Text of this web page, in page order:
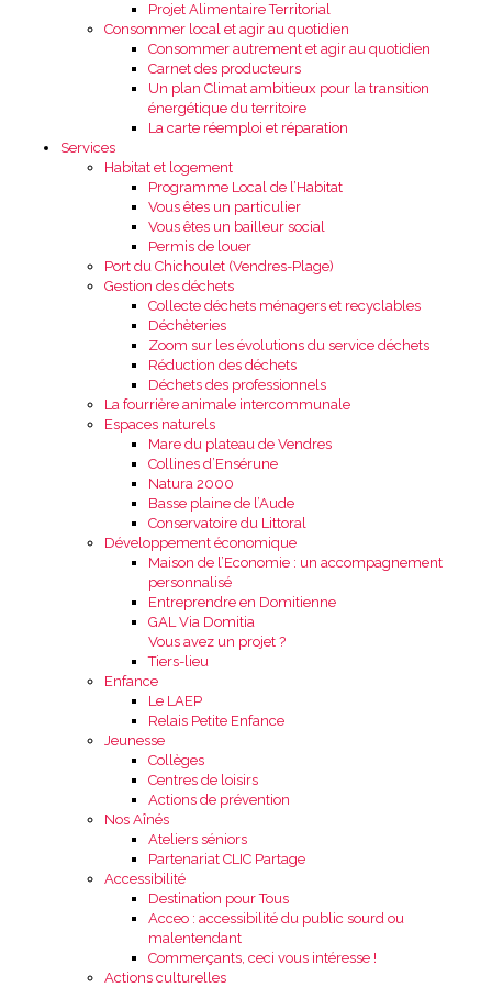
Projet Alimentaire Territorial
Consommer local et agir au quotidien
Consommer autrement et agir au quotidien
Carnet des producteurs
Un plan Climat ambitieux pour la transition
énergétique du territoire
La carte réemploi et réparation
Services
Habitat et logement
Programme Local de l’Habitat
Vous êtes un particulier
Vous êtes un bailleur social
Permis de louer
Port du Chichoulet (Vendres-Plage)
Gestion des déchets
Collecte déchets ménagers et recyclables
Déchèteries
Zoom sur les évolutions du service déchets
Réduction des déchets
Déchets des professionnels
La fourrière animale intercommunale
Espaces naturels
Mare du plateau de Vendres
Collines d’Ensérune
Natura 2000
Basse plaine de l’Aude
Conservatoire du Littoral
Développement économique
Maison de l’Economie : un accompagnement
personnalisé
Entreprendre en Domitienne
GAL Via Domitia
Vous avez un projet ?
Tiers-lieu
Enfance
Le LAEP
Relais Petite Enfance
Jeunesse
Collèges
Centres de loisirs
Actions de prévention
Nos Aînés
Ateliers séniors
Partenariat CLIC Partage
Accessibilité
Destination pour Tous
Acceo : accessibilité du public sourd ou
malentendant
Commerçants, ceci vous intéresse !
Actions culturelles